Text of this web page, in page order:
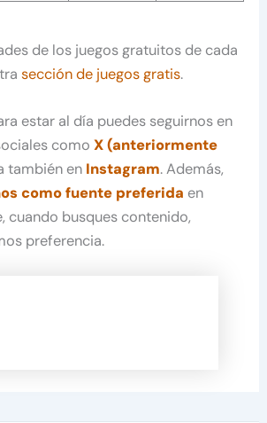
de los juegos gratuitos de cada
sección de juegos gratis.
estar al día puedes seguirnos en
comoX (anteriormente
también en Instagram. Además,
como fuente preferida en
cuando busques contenido,
preferencia.